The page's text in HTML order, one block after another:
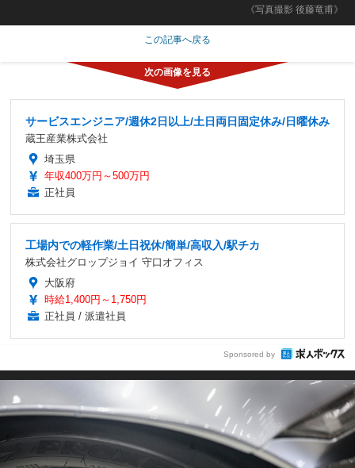
《写真撮影 後藤竜甫》
この記事へ戻る
サービスエンジニア/週休2日以上/土日両日固定休み/日曜休み
蔵王産業株式会社
埼玉県
年収400万円～500万円
正社員
工場内での軽作業/土日祝休/簡単/高収入/駅チカ
株式会社グロップジョイ 守口オフィス
大阪府
時給1,400円～1,750円
正社員 / 派遣社員
Sponsored by